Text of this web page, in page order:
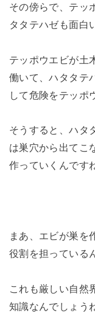
その傍らで、テッ
タタテハゼも面白
テッポウエビが土
働いて、ハタタテ
して危険をテッポ
そうすると、ハタ
は巣穴から出てこ
作っていくんです
まあ、エビが巣を
役割を担っている
これも厳しい自然
知識なんでしょう